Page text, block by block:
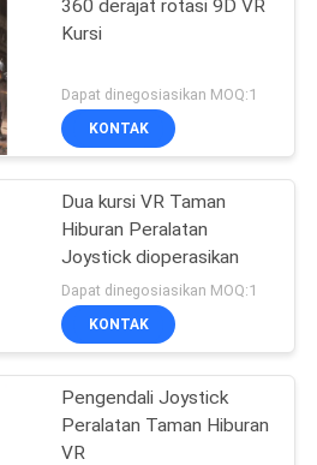
360 derajat rotasi 9D VR
Kursi
Dapat dinegosiasikan MOQ:1
KONTAK
Dua kursi VR Taman
Hiburan Peralatan
Joystick dioperasikan
Dapat dinegosiasikan MOQ:1
KONTAK
Pengendali Joystick
Peralatan Taman Hiburan
VR